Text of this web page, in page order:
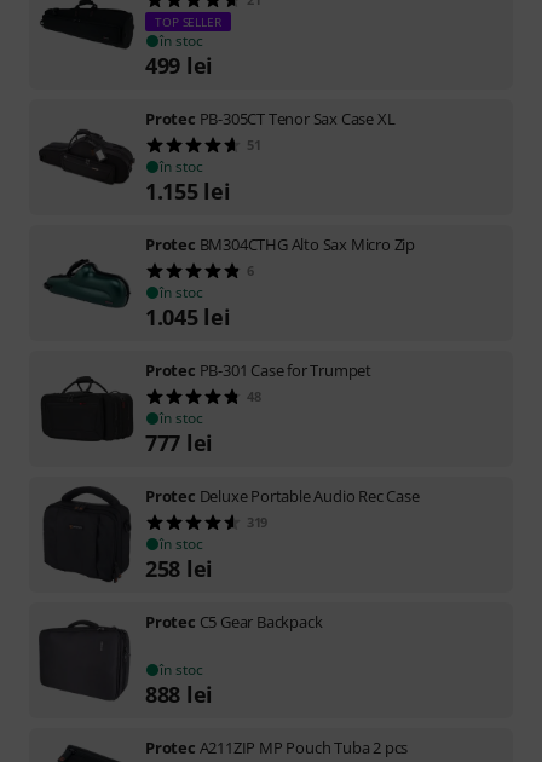
TOP SELLER
în stoc
499 lei
Protec PB-305CT Tenor Sax Case XL
51
în stoc
1.155 lei
Protec BM304CTHG Alto Sax Micro Zip
6
în stoc
1.045 lei
Protec PB-301 Case for Trumpet
48
în stoc
777 lei
Protec Deluxe Portable Audio Rec Case
319
în stoc
258 lei
Protec C5 Gear Backpack
în stoc
888 lei
Protec A211ZIP MP Pouch Tuba 2 pcs